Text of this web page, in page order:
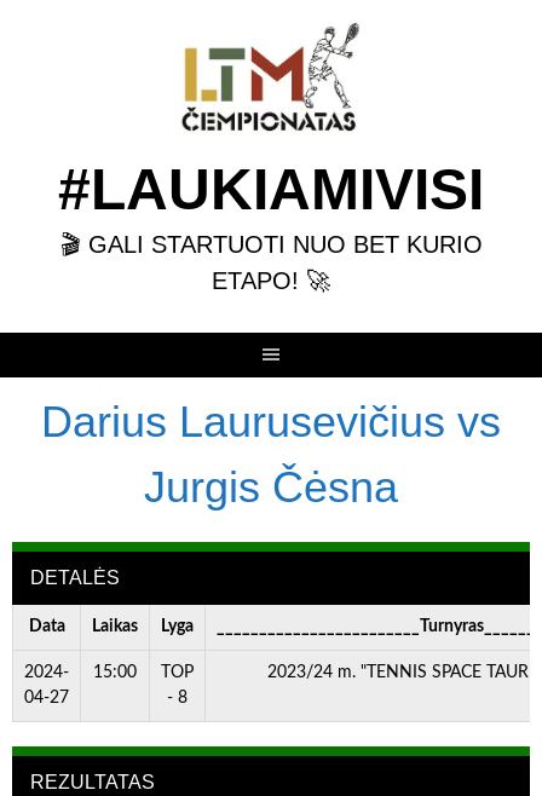
#LAUKIAMIVISI
🎬 GALI STARTUOTI NUO BET KURIO
ETAPO! 🚀
Darius Laurusevičius vs
Jurgis Čėsna
DETALĖS
Data Laikas Lyga
2024-
04-27
15:00
TOP
- 8
2023/24 m. "TENNIS SPACE
REZULTATAS